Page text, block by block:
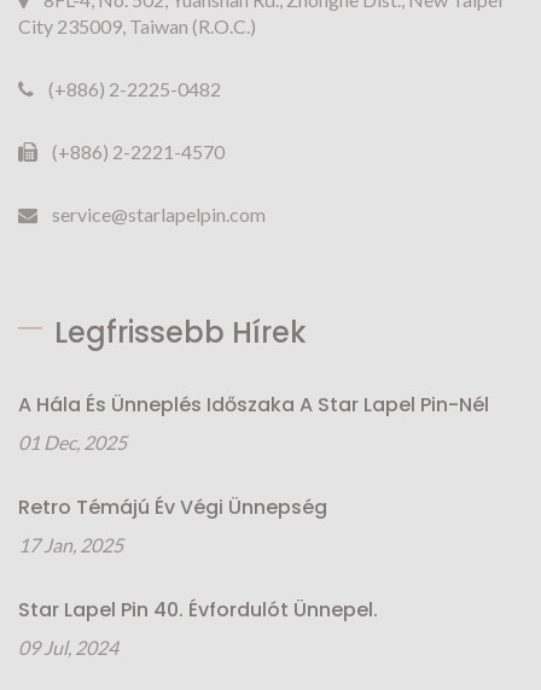
City 235009, Taiwan (R.O.C.)
(+886) 2-2225-0482
(+886) 2-2221-4570
service@starlapelpin.com
Legfrissebb Hírek
A Hála És Ünneplés Időszaka A Star Lapel Pin-Nél
01 Dec, 2025
Retro Témájú Év Végi Ünnepség
17 Jan, 2025
Star Lapel Pin 40. Évfordulót Ünnepel.
09 Jul, 2024